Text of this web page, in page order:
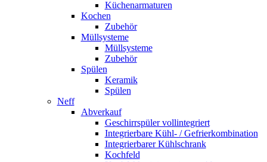
Küchenarmaturen
Kochen
Zubehör
Müllsysteme
Müllsysteme
Zubehör
Spülen
Keramik
Spülen
Neff
Abverkauf
Geschirrspüler vollintegriert
Integrierbare Kühl- / Gefrierkombination
Integrierbarer Kühlschrank
Kochfeld